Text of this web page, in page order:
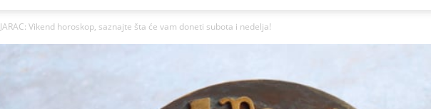
JARAC: Vikend horoskop, saznajte šta će vam doneti subota i nedelja!